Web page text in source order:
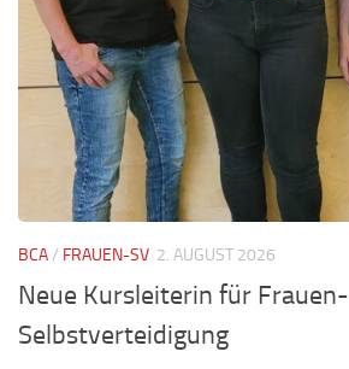
BCA/ FRAUEN-SV 2. AUGUST 2026
Neue Kursleiterin für Frauen-
Selbstverteidigung